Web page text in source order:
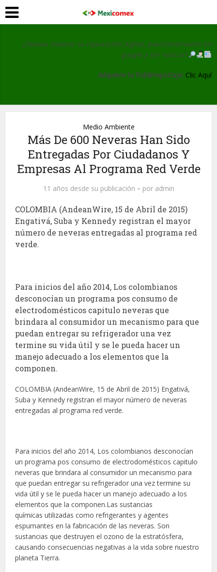
¿Deseas mejorar tu reputación digital, posicionamiento en
google y ser noticia?
Adquiere tu Publirreportaje: Clic Aquí
Medio Ambiente
Más De 600 Neveras Han Sido
Entregadas Por Ciudadanos Y
Empresas Al Programa Red Verde
11 años desde su publicación por admin
COLOMBIA (AndeanWire, 15 de Abril de 2015)
Engativá, Suba y Kennedy registran el mayor
número de neveras entregadas al programa red
verde.
Para inicios del año 2014, Los colombianos
desconocían un programa pos consumo de
electrodomésticos capitulo neveras que
brindara al consumidor un mecanismo para que
puedan entregar su refrigerador una vez
termine su vida útil y se le pueda hacer un
manejo adecuado a los elementos que la
componen.
COLOMBIA (AndeanWire, 15 de Abril de 2015) Engativá,
Suba y Kennedy registran el mayor número de neveras
entregadas al programa red verde.
Para inicios del año 2014, Los colombianos desconocían
un programa pos consumo de electrodomésticos capitulo
neveras que brindara al consumidor un mecanismo para
que puedan entregar su refrigerador una vez termine su
vida útil y se le pueda hacer un manejo adecuado a los
elementos que la componen.Las sustancias
químicas utilizadas como refrigerantes y agentes
espumantes en la fabricación de las neveras. Son
sustancias que destruyen el ozono de la estratósfera,
causando consecuencias negativas a la vida sobre nuestro
planeta Tierra.